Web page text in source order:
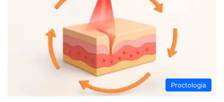
Proctologia